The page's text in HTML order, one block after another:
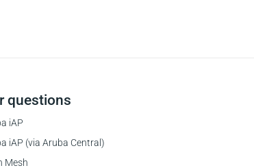
questions
iAP
iAP (via Aruba Central)
Mesh